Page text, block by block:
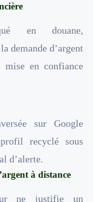
en douane,
demande d’argent
mise en confiance
sur Google
recyclé sous
d’alerte.
à distance
ne justifie un